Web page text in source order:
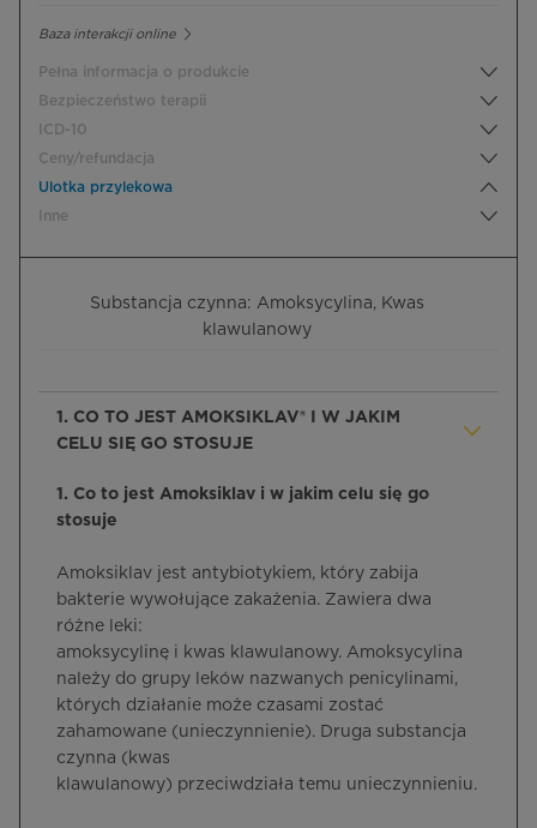
Baza interakcji online
Pełna informacja o produkcie
Bezpieczeństwo terapii
ICD-10
Ceny/refundacja
Ulotka przylekowa
Inne
Substancja czynna: Amoksycylina, Kwas
klawulanowy
1. CO TO JEST AMOKSIKLAV® I W JAKIM
CELU SIĘ GO STOSUJE
1. Co to jest Amoksiklav i w jakim celu się go
stosuje
Amoksiklav jest antybiotykiem, który zabija
bakterie wywołujące zakażenia. Zawiera dwa
różne leki:
amoksycylinę i kwas klawulanowy. Amoksycylina
należy do grupy leków nazwanych penicylinami,
których działanie może czasami zostać
zahamowane (unieczynnienie). Druga substancja
czynna (kwas
klawulanowy) przeciwdziała temu unieczynnieniu.